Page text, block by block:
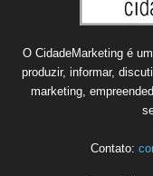
O CidadeMarketing é
produzir, informar,
marketing,
Contato: